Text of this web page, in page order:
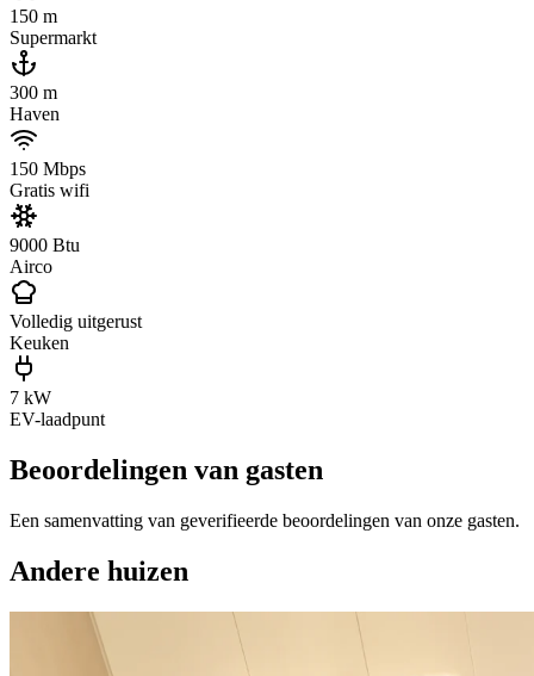
150 m
Supermarkt
300 m
Haven
150 Mbps
Gratis wifi
9000 Btu
Airco
Volledig uitgerust
Keuken
7 kW
EV-laadpunt
Beoordelingen van gasten
Een samenvatting van geverifieerde beoordelingen van onze gasten.
Andere huizen